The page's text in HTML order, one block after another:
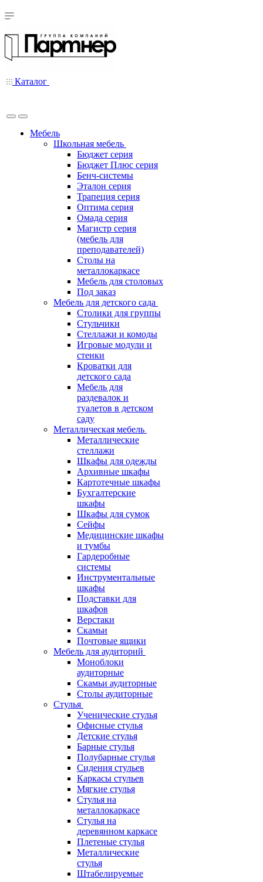
Каталог
Мебель
Школьная мебель
Бюджет серия
Бюджет Плюс серия
Бенч-системы
Эталон серия
Трапеция серия
Оптима серия
Омада серия
Магистр серия
(мебель для
преподавателей)
Столы на
металлокаркасе
Мебель для столовых
Под заказ
Мебель для детского сада
Столики для группы
Стульчики
Стеллажи и комоды
Игровые модули и
стенки
Кроватки для
детского сада
Мебель для
раздевалок и
туалетов в детском
саду
Металлическая мебель
Металлические
стеллажи
Шкафы для одежды
Архивные шкафы
Картотечные шкафы
Бухгалтерские
шкафы
Шкафы для сумок
Сейфы
Медицинские шкафы
и тумбы
Гардеробные
системы
Инструментальные
шкафы
Подставки для
шкафов
Верстаки
Скамьи
Почтовые ящики
Мебель для аудиторий
Моноблоки
аудиторные
Скамьи аудиторные
Столы аудиторные
Стулья
Ученические стулья
Офисные стулья
Детские стулья
Барные стулья
Полубарные стулья
Сидения стульев
Каркасы стульев
Мягкие стулья
Стулья на
металлокаркасе
Стулья на
деревянном каркасе
Плетеные стулья
Металлические
стулья
Штабелируемые